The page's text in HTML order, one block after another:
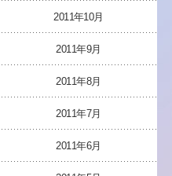
2011年10月
2011年9月
2011年8月
2011年7月
2011年6月